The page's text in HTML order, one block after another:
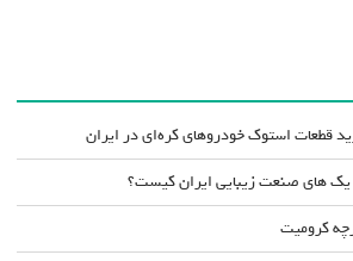
قطعات استوک خودروهای کره‌ای در ایران
یک های صنعت زیبایی ایران کیست؟
کرومیت